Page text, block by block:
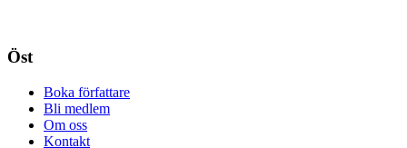
Öst
Boka författare
Bli medlem
Om oss
Kontakt